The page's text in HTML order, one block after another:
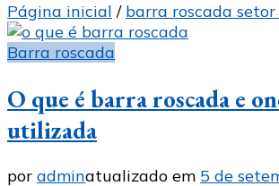
Página inicial / barra roscada
Barra roscada
O que é barra roscada e
utilizada
por adminatualizado em 5 de